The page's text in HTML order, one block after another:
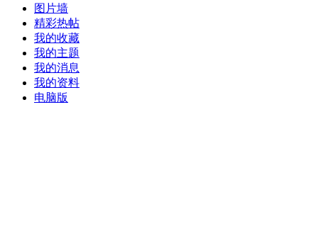
图片墙
精彩热帖
我的收藏
我的主题
我的消息
我的资料
电脑版